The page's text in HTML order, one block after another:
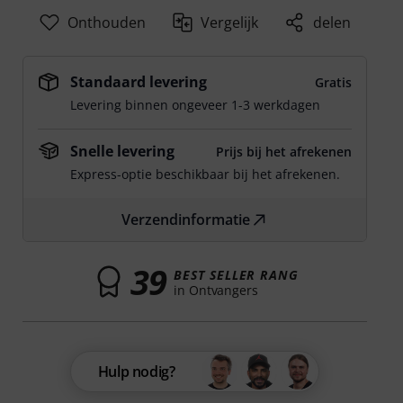
Onthouden Vergelijk delen
Standaard levering
Gratis
Levering binnen ongeveer 1-3 werkdagen
Snelle levering
Prijs bij het afrekenen
Express-optie beschikbaar bij het afrekenen.
Verzendinformatie
39 BEST SELLER RANG
in Ontvangers
Hulp nodig?